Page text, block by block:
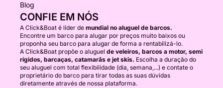
Blog
CONFIE EM NÓS
A Click&Boat é líder de mundial no aluguel de barcos.
Encontre um barco para alugar por preços muito baixos ou
proponha seu barco para alugar de forma a rentabilizá-lo.
A Click&Boat propõe o aluguel de veleiros, barcos a motor, semi
rígidos, barcaças, catamarãs e jet skis. Escolha a duração do
seu aluguel com total flexibilidade (dia, semana,...) e contate o
proprietário do barco para tirar todas as suas dúvidas
diretamente através de nossa plataforma.